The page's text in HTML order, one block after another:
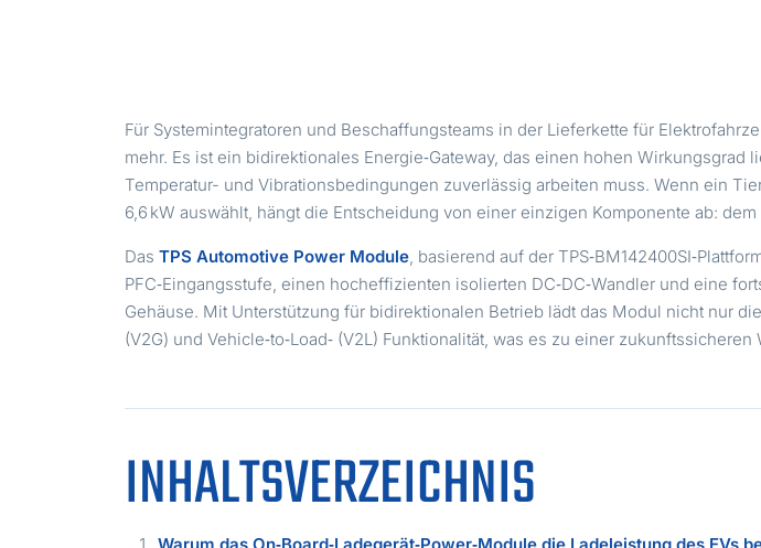
Für Systemintegratoren und Beschaffungsteams in der Lieferkette für
mehr. Es ist ein bidirektionales Energie‑Gateway, das einen hohen
Temperatur- und Vibrationsbedingungen zuverlässig arbeiten muss. Wenn ein
6,6 kW auswählt, hängt die Entscheidung von einer einzigen Komponente ab: dem
DasTPS Automotive Power Module, basierend auf der
PFC‑Eingangsstufe, einen hocheffizienten isolierten DC‑DC‑Wandler und eine
Gehäuse. Mit Unterstützung für bidirektionalen Betrieb lädt das Modul nicht nur
(V2G) und Vehicle‑to‑Load‑ (V2L) Funktionalität, was es zu einer
INHALTSVERZEICHNIS